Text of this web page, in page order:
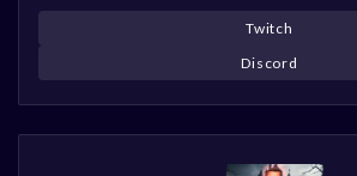
Twitch
Discord